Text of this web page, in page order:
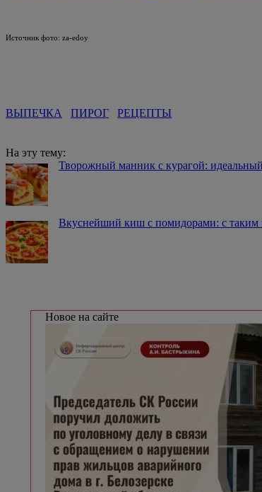
Источник фото: za-edoy
ВЫПЕЧКА ПИРОГ РЕЦЕПТЫ
На эту тему:
Творожный манник с курагой:
Вкуснейший киш с помидорами: с таким
Новое на сайте